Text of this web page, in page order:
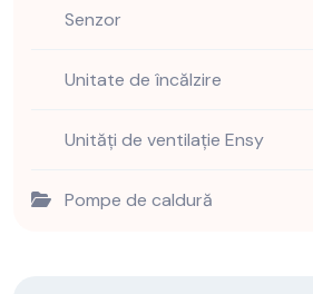
Senzor
Unitate de încălzire
Unități de ventilație Ensy
Pompe de caldură